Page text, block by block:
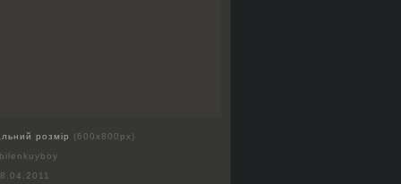
розмір
(600x800px)